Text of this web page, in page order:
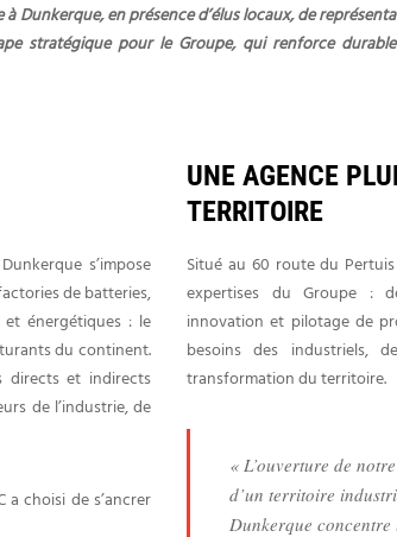
Dunkerque, en présence d’élus locaux, de
stratégique pour le Groupe, qui renforce
s’impose
de batteries,
énergétiques : le
du continent.
directs et indirects
de l’industrie, de
a choisi de s’ancrer
UNE AGENCE
TERRITOIRE
Situé au 60 route du
expertises du Groupe :
innovation et pilotage de
besoins des industriels,
transformation du territoire.
« L’ouverture de
d’un territoire
Dunkerque